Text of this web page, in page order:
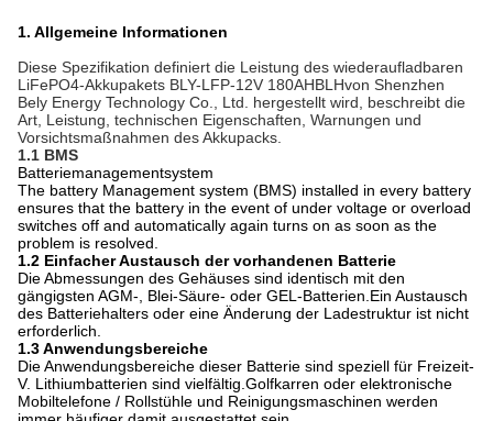
1. Allgemeine Informationen
Diese Spezifikation definiert die Leistung des wiederaufladbaren
LiFePO4-Akkupakets BLY-LFP-12V 180AHBLHvon Shenzhen
Bely Energy Technology Co., Ltd. hergestellt wird, beschreibt die
Art, Leistung, technischen Eigenschaften, Warnungen und
Vorsichtsmaßnahmen des Akkupacks.
1.1 BMS
Batteriemanagementsystem
The battery Management system (BMS) installed in every battery
ensures that the battery in the event of under voltage or overload
switches off and automatically again turns on as soon as the
problem is resolved.
1.2 Einfacher Austausch der vorhandenen Batterie
Die Abmessungen des Gehäuses sind identisch mit den
gängigsten AGM-, Blei-Säure- oder GEL-Batterien.Ein Austausch
des Batteriehalters oder eine Änderung der Ladestruktur ist nicht
erforderlich.
1.3 Anwendungsbereiche
Die Anwendungsbereiche dieser Batterie sind speziell für Freizeit-
V. Lithiumbatterien sind vielfältig.Golfkarren oder elektronische
Mobiltelefone / Rollstühle und Reinigungsmaschinen werden